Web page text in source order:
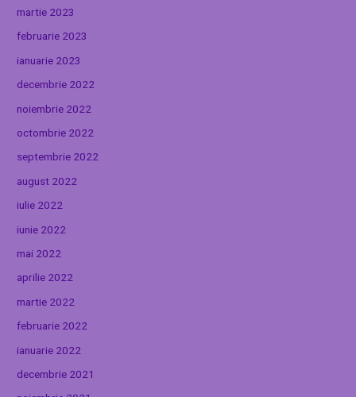
martie 2023
februarie 2023
ianuarie 2023
decembrie 2022
noiembrie 2022
octombrie 2022
septembrie 2022
august 2022
iulie 2022
iunie 2022
mai 2022
aprilie 2022
martie 2022
februarie 2022
ianuarie 2022
decembrie 2021